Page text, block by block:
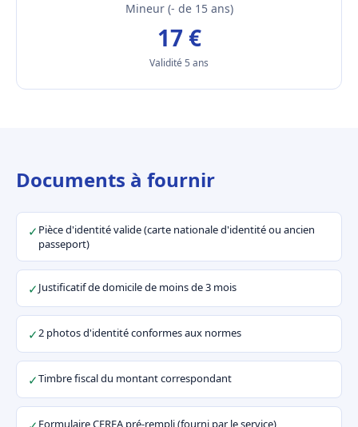
Mineur (- de 15 ans)
17 €
Validité 5 ans
Documents à fournir
✓ Pièce d'identité valide (carte nationale d'identité ou ancien
passeport)
✓Justificatif de domicile de moins de 3 mois
✓2 photos d'identité conformes aux normes
✓Timbre fiscal du montant correspondant
Formulaire CERFA pré-rempli (fourni par le service)